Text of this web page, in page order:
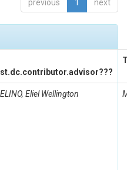
previous 1 next
Eliel Wellington